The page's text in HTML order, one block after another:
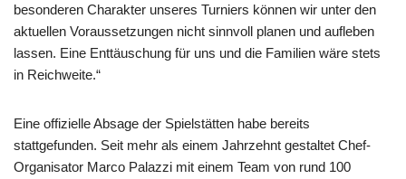
besonderen Charakter unseres Turniers können wir unter den
aktuellen Voraussetzungen nicht sinnvoll planen und aufleben
lassen. Eine Enttäuschung für uns und die Familien wäre stets
in Reichweite.“
Eine offizielle Absage der Spielstätten habe bereits
stattgefunden. Seit mehr als einem Jahrzehnt gestaltet Chef-
Organisator Marco Palazzi mit einem Team von rund 100